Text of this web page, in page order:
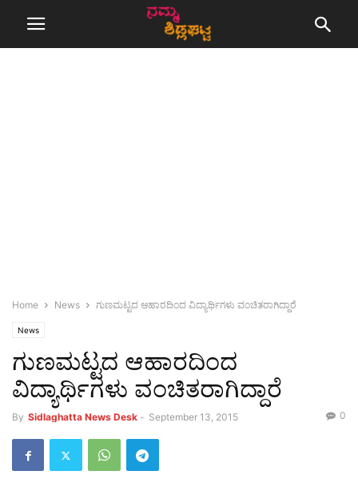
Home News ಗುಣಮಟ್ಟದ ಆಹಾರದಿಂದ ವಿದ್ಯಾರ್ಥಿಗಳು ವಂಚಿತರಾಗಿದ್ದಾರೆ
News
ಗುಣಮಟ್ಟದ ಆಹಾರದಿಂದ
ವಿದ್ಯಾರ್ಥಿಗಳು ವಂಚಿತರಾಗಿದ್ದಾರೆ
By Sidlaghatta News Desk - September 13, 2015 0